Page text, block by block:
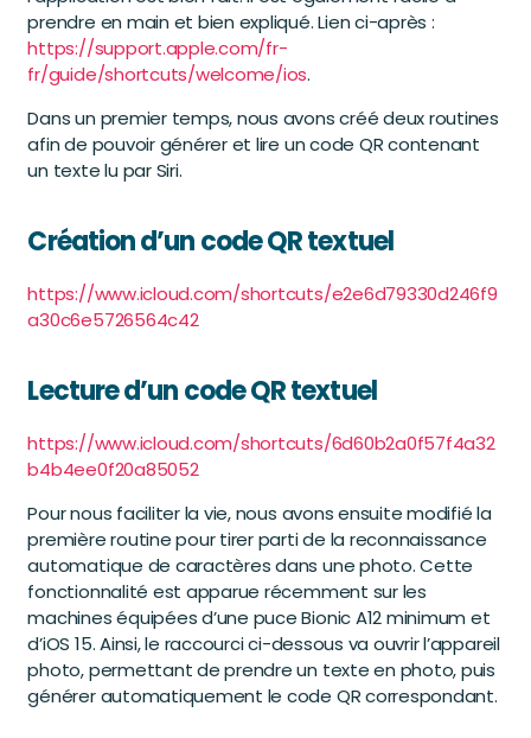
prendre en main et bien expliqué. Lien ci-après :
https://support.apple.com/fr-
fr/guide/shortcuts/welcome/ios.
Dans un premier temps, nous avons créé deux routines
afin de pouvoir générer et lire un code QR contenant
un texte lu par Siri.
Création d’un code QR textuel
https://www.icloud.com/shortcuts/e2e6d79330d246f9
a30c6e5726564c42
Lecture d’un code QR textuel
https://www.icloud.com/shortcuts/6d60b2a0f57f4a32
b4b4ee0f20a85052
Pour nous faciliter la vie, nous avons ensuite modifié la
première routine pour tirer parti de la reconnaissance
automatique de caractères dans une photo. Cette
fonctionnalité est apparue récemment sur les
machines équipées d’une puce Bionic A12 minimum et
d’iOS 15. Ainsi, le raccourci ci-dessous va ouvrir l’appareil
photo, permettant de prendre un texte en photo, puis
générer automatiquement le code QR correspondant.